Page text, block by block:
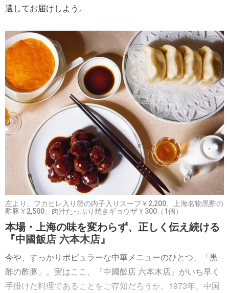
選してお届けしよう。
左より、フカヒレ入り蟹の内子入りスープ￥2,200、上海名物黒酢の
酢豚￥2,500、肉汁たっぷり焼きギョウザ￥300（1個）
本場・上海の味を変わらず、正しく伝え続ける
『中國飯店 六本木店』
今や、すっかりポピュラーな中華メニューのひとつ、「黒
酢の酢豚」。実はここ、『中國飯店 六本木店』がいち早く
手掛けた料理であることをご存知だろうか。1973年、中国